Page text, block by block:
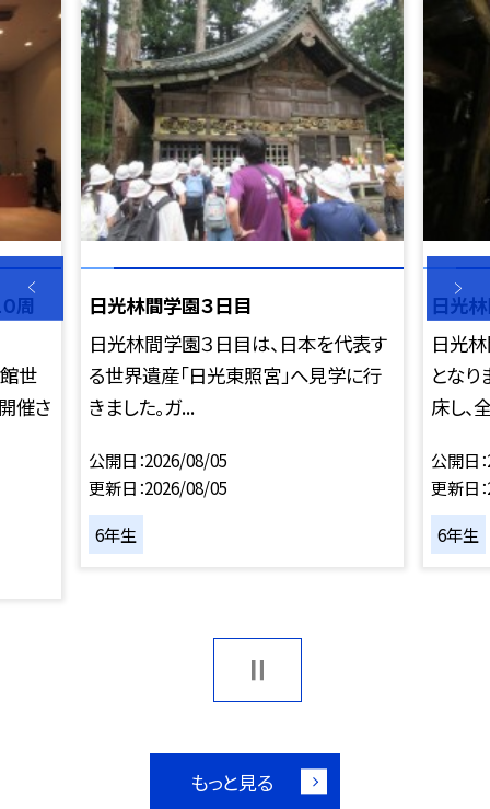
周
世
催さ
日光林間学園３日目
日光林間学園３日目は、日本を代表す
る世界遺産「日光東照宮」へ見学に行
きました。ガ...
公開日 2026/08/05
更新日 2026/08/05
6年生
日光
日光
となり
床し、
公開日
更新日
6年生
もっと見る